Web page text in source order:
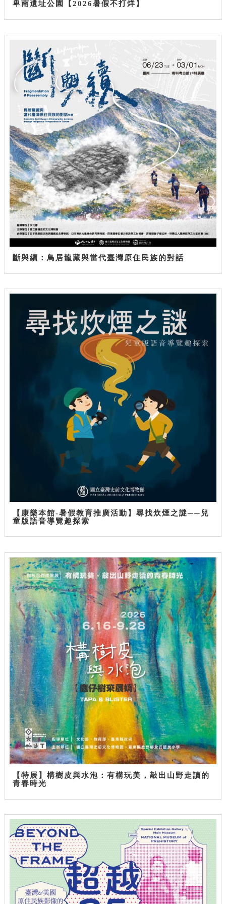
卑南遺址公園【2026暑假不打烊】
斷與續：鳥居龍藏與當代臺灣原住民族的對話
【康樂本館-暑假教育推廣活動】尋找炊煙之謎──兒
童版語音導覽趣探索
【特展】構樹皮與水泡：有構玩美，敲出山野走讀的
青春時光